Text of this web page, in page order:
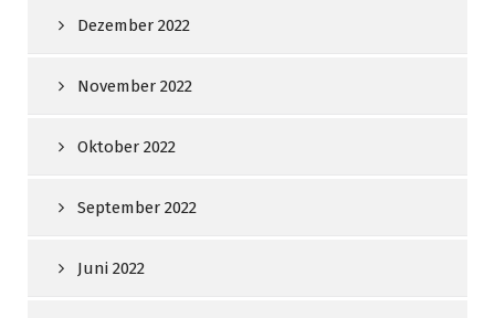
Dezember 2022
November 2022
Oktober 2022
September 2022
Juni 2022